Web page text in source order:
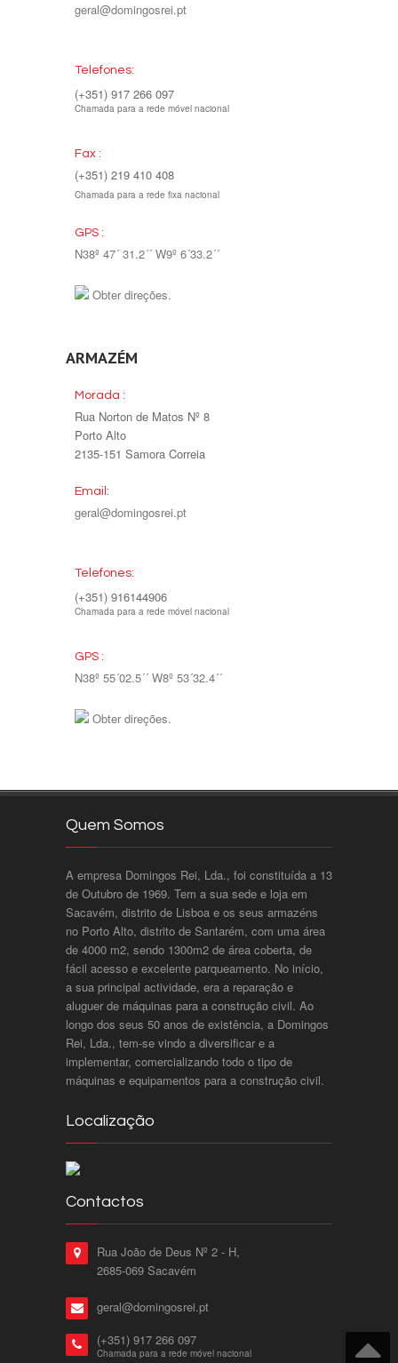
geral@domingosrei.pt
Telefones:
(+351) 917 266 097
Chamada para a rede móvel nacional
Fax :
(+351) 219 410 408
Chamada para a rede fixa nacional
GPS :
N38º 47´ 31.2´´ W9º 6´33.2´´
Obter direções.
ARMAZÉM
Morada :
Rua Norton de Matos Nº 8
Porto Alto
2135-151 Samora Correia
Email:
geral@domingosrei.pt
Telefones:
(+351) 916144906
Chamada para a rede móvel nacional
GPS :
N38º 55´02.5´´ W8º 53´32.4´´
Obter direções.
Quem Somos
A empresa Domingos Rei, Lda., foi constituída a 13
de Outubro de 1969. Tem a sua sede e loja em
Sacavém, distrito de Lisboa e os seus armazéns
no Porto Alto, distrito de Santarém, com uma área
de 4000 m2, sendo 1300m2 de área coberta, de
fácil acesso e excelente parqueamento. No início,
a sua principal actividade, era a reparação e
aluguer de máquinas para a construção civil. Ao
longo dos seus 50 anos de existência, a Domingos
Rei, Lda., tem-se vindo a diversificar e a
implementar, comercializando todo o tipo de
máquinas e equipamentos para a construção civil.
Localização
Contactos
Rua João de Deus Nº 2 - H,
2685-069 Sacavém
geral@domingosrei.pt
(+351) 917 266 097
Chamada para a rede móvel nacional